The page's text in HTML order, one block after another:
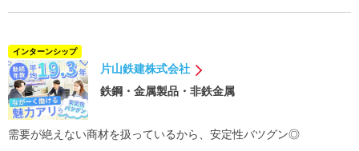
インターンシップ
片山鉄建株式会社
鉄鋼・金属製品・非鉄金属
需要が絶えない商材を扱っているから、安定性バツグン◎